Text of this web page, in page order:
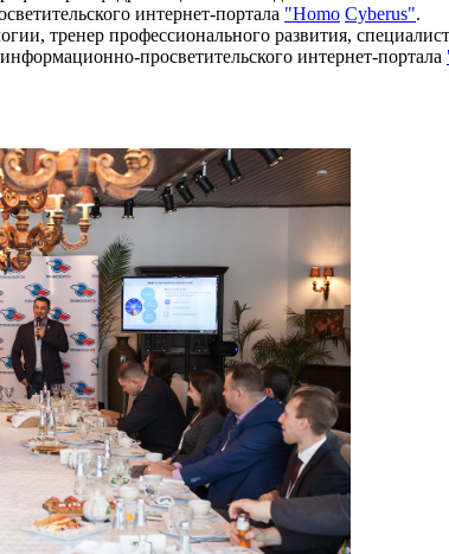
интернет-портала "Homo Cyberus".
тренер профессионального развития,
просветительского интернет-портала